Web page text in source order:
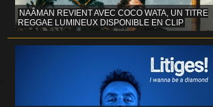
NAÂMAN REVIENT AVEC COCO WATA, UN TITRE
REGGAE LUMINEUX DISPONIBLE EN CLIP